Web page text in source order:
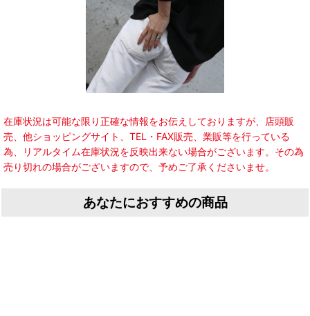
在庫状況は可能な限り正確な情報をお伝えしておりますが、店頭販
売、他ショッピングサイト、TEL・FAX販売、業販等を行っている
為、リアルタイム在庫状況を反映出来ない場合がございます。その為
売り切れの場合がございますので、予めご了承くださいませ。
あなたにおすすめの商品